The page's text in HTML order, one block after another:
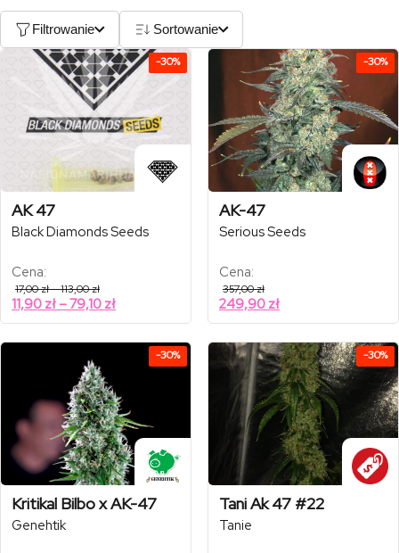
Filtrowanie Sortowanie
-30%
AK 47
Black Diamonds Seeds
Cena:
17,00zł–113,00złZakres
cen:
od
17,00 zł
11,90 zł –79,10 złZakres
cen:
11,90 zł
-30%
AK-47
Serious Seeds
Cena:
357,00zł
249,90 zł
-30%
Kritikal Bilbo x AK-47
Genehtik
-30%
Tani Ak 47 #22
Tanie